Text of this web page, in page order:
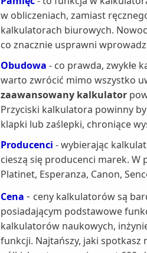
w obliczeniach, zamiast
kalkulatorach biurowych.
co znacznie usprawni
Obudowa - co prawda, zwykłe
warto zwrócić mimo wszystko
zaawansowany kalkulator
Przyciski kalkulatora powinny
klapki lub zaślepki, chroniące
Producenci - wybierając
cieszą się producenci marek. W
Platinet, Esperanza, Canon,
Cena - ceny kalkulatorów są
posiadającym podstawowe
kalkulatorów naukowych,
funkcji. Najtańszy, jaki spotkasz